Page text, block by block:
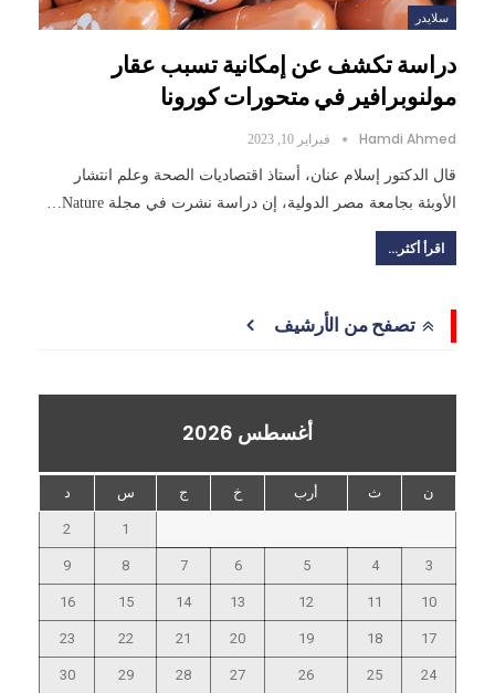
سلايدر
دراسة تكشف عن إمكانية تسبب عقار
مولنوبرافير في متحورات كورونا
Hamdi Ahmed فبراير 10, 2023
قال الدكتور إسلام عنان، أستاذ اقتصاديات الصحة وعلم انتشار
الأوبئة بجامعة مصر الدولية، إن دراسة نشرت في مجلة Nature…
اقرأ أكثر...
تصفح من الأرشيف
أغسطس 2026
ن ث أرب خ ج س د
1
2
3
4
5
6
7
8
9
10
11
12
13
14
15
16
17
18
19
20
21
22
23
24
25
26
27
28
29
30